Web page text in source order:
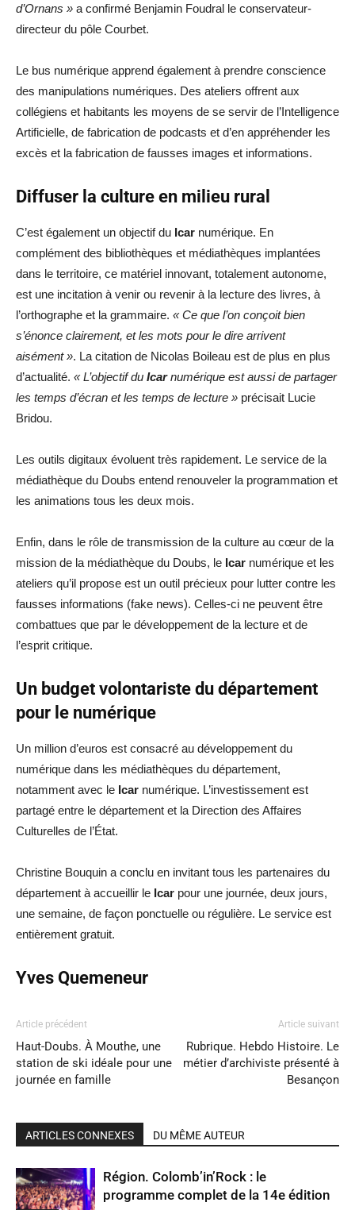
d’Ornans » a confirmé Benjamin Foudral le conservateur-
directeur du pôle Courbet.
Le bus numérique apprend également à prendre conscience
des manipulations numériques. Des ateliers offrent aux
collégiens et habitants les moyens de se servir de l’Intelligence
Artificielle, de fabrication de podcasts et d’en appréhender les
excès et la fabrication de fausses images et informations.
Diffuser la culture en milieu rural
C’est également un objectif du Icar numérique. En
complément des bibliothèques et médiathèques implantées
dans le territoire, ce matériel innovant, totalement autonome,
est une incitation à venir ou revenir à la lecture des livres, à
l’orthographe et la grammaire. « Ce que l’on conçoit bien
s’énonce clairement, et les mots pour le dire arrivent
aisément ». La citation de Nicolas Boileau est de plus en plus
d’actualité. « L’objectif du Icarnumérique est aussi de partager
les temps d’écran et les temps de lecture » précisait Lucie
Bridou.
Les outils digitaux évoluent très rapidement. Le service de la
médiathèque du Doubs entend renouveler la programmation et
les animations tous les deux mois.
Enfin, dans le rôle de transmission de la culture au cœur de la
mission de la médiathèque du Doubs, le Icar numérique et les
ateliers qu’il propose est un outil précieux pour lutter contre les
fausses informations (fake news). Celles-ci ne peuvent être
combattues que par le développement de la lecture et de
l’esprit critique.
Un budget volontariste du département
pour le numérique
Un million d’euros est consacré au développement du
numérique dans les médiathèques du département,
notamment avec le Icar numérique. L’investissement est
partagé entre le département et la Direction des Affaires
Culturelles de l’État.
Christine Bouquin a conclu en invitant tous les partenaires du
département à accueillir le Icar pour une journée, deux jours,
une semaine, de façon ponctuelle ou régulière. Le service est
entièrement gratuit.
Yves Quemeneur
Article précédent
Haut-Doubs. À Mouthe, une
station de ski idéale pour une
journée en famille
Article suivant
Rubrique. Hebdo Histoire. Le
métier d’archiviste présenté à
Besançon
ARTICLES CONNEXES DU MÊME AUTEUR
Région. Colomb’in’Rock : le
programme complet de la 14e édition